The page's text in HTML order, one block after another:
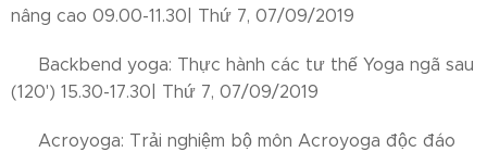
nâng cao 09.00-11.30| Thứ 7, 07/09/2019
👉 Backbend yoga: Thực hành các tư thế Yoga ngã sau
(120') 15.30-17.30| Thứ 7, 07/09/2019
👉 Acroyoga: Trải nghiệm bộ môn Acroyoga độc đáo